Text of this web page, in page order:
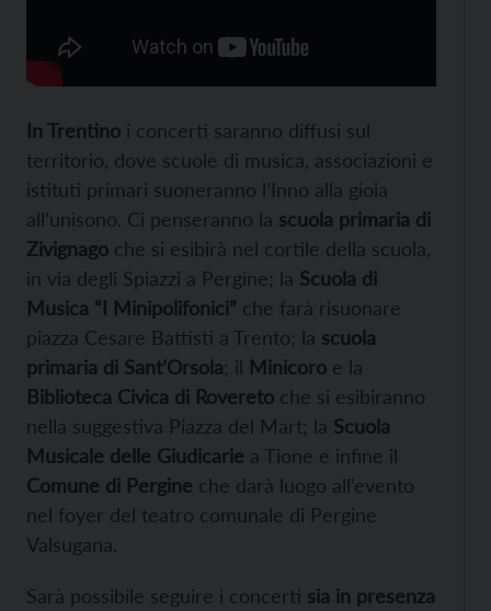
In Trentino i concerti saranno diffusi sul
territorio, dove scuole di musica, associazioni e
istituti primari suoneranno l’Inno alla gioia
all’unisono. Ci penseranno la scuola primaria di
Zivignago che si esibirà nel cortile della scuola,
in via degli Spiazzi a Pergine; la Scuola di
Musica “I Minipolifonici” che farà risuonare
piazza Cesare Battisti a Trento; la scuola
primaria di Sant’Orsola; il Minicoro e la
Biblioteca Civica di Rovereto che si esibiranno
nella suggestiva Piazza del Mart; la Scuola
Musicale delle Giudicarie a Tione e infine il
Comune di Pergine che darà luogo all’evento
nel foyer del teatro comunale di Pergine
Valsugana.
Sarà possibile seguire i concerti sia in presenza